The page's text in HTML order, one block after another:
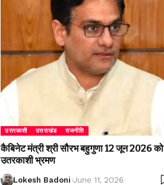
उत्तरकाशी उत्तराखंड राजनीति
कैबिनेट मंत्री श्री सौरभ बहुगुणा 12 जून 2026 को
उतरकाशी भ्रमण
Lokesh Badoni June 11, 2026